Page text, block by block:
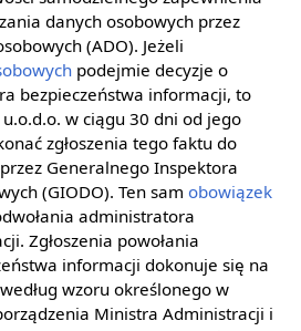
danych osobowych przez
(ADO). Jeżeli
podejmie decyzje o
bezpieczeństwa informacji, to
w ciągu 30 dni od jego
zgłoszenia tego faktu do
Generalnego Inspektora
(GIODO). Ten sam obowiązek
administratora
Zgłoszenia powołania
informacji dokonuje się na
wzoru określonego w
Ministra Administracji i